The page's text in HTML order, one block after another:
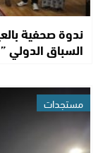
ندوة صحفية
السباق
مستجدات